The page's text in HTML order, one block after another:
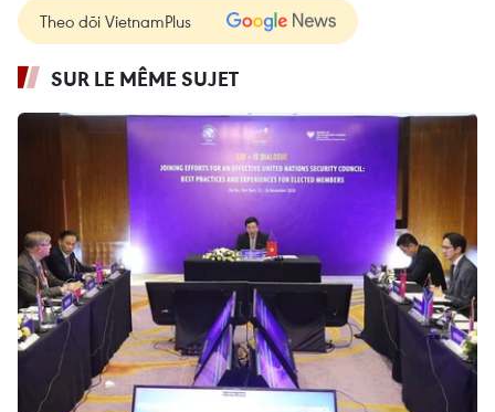
Theo dõi VietnamPlus
SUR LE MÊME SUJET